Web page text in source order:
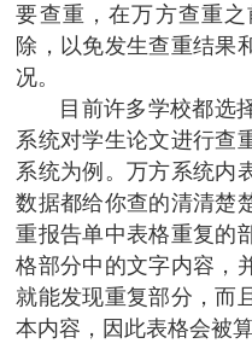
要查重，在万方查重
除，以免发生查重结果
况。
目前许多学校都选
系统对学生论文进行查
系统为例。万方系统内
数据都给你查的清清楚
重报告单中表格重复的
格部分中的文字内容，
就能发现重复部分，而
本内容，因此表格会被